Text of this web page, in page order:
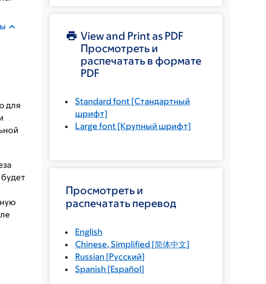
для
View and Print as PDF
Просмотреть и
распечатать в формате
PDF
Standard font [Стандартный
шрифт]
Large font [Крупный шрифт]
Просмотреть и
распечатать перевод
English
Chinese, Simplified [简体中文]
Russian [Русский]
Spanish [Español]